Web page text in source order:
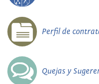
Perfil de
Quejas y